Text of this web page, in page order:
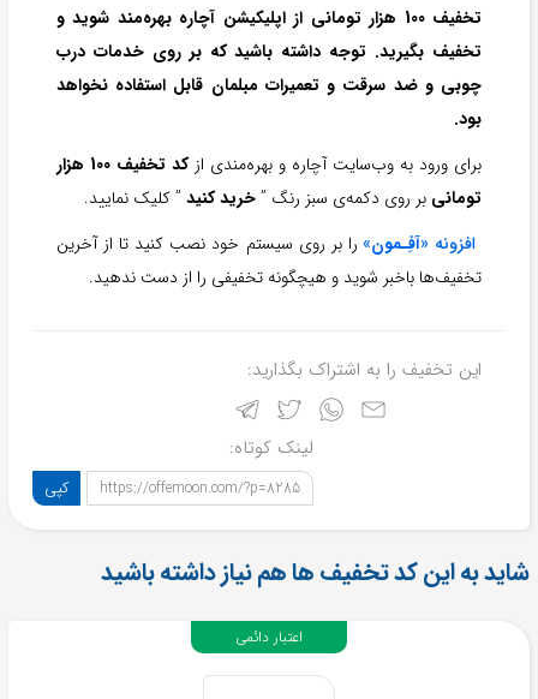
تخفیف 100 هزار تومانی از اپلیکیشن آچاره بهره‌مند شوید و
تخفیف بگیرید. توجه داشته باشید که بر روی خدمات درب
چوبی و ضد سرقت و تعمیرات مبلمان قابل استفاده نخواهد
بود.
برای ورود به وب‌سایت آچاره و بهره‌مندی از
کد تخفیف 100 هزار
تومانی بر روی دکمه‌ی سبز رنگ ”خرید کنید ” کلیک نمایید.
افزونه «آفِـمون» را بر روی سیستم خود نصب کنید تا از آخرین
تخفیف‌ها باخبر شوید و هیچگونه تخفیفی را از دست ندهید.
این تخفیف را به اشتراک بگذارید:
لینک کوتاه:
https://offemoon.com/?p=8285 کپی
شاید به این کد تخفیف ها هم نیاز داشته باشید
اعتبار دائمی